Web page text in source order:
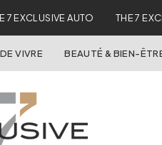
7 EXCLUSIVE AUTO THE 7
VIVRE BEAUTÉ & BIEN-